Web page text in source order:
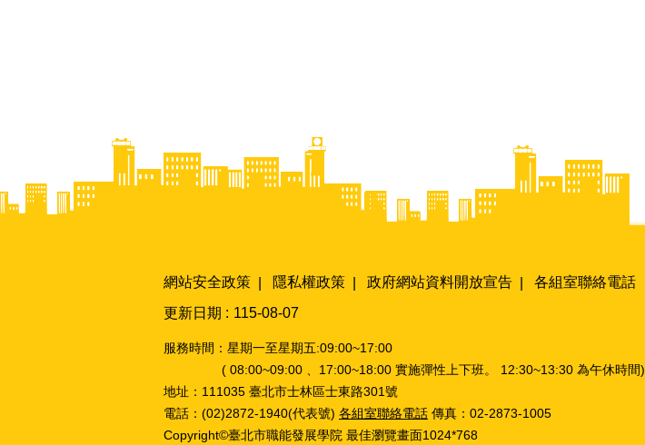
網站安全政策 隱私權政策 政府網站資料開放宣告
各組室聯絡電話
更新日期
115-08-07
服務時間：星期一至星期五:09:00~17:00
( 08:00~09:00 、17:00~18:00 實施彈性上下班。 12:30~13:30 為午休時間)
地址：111035 臺北市士林區士東路301號
電話：(02)2872-1940(代表號) 各組室聯絡電話 傳真：02-2873-1005
Copyright©臺北市職能發展學院 最佳瀏覽畫面1024*768